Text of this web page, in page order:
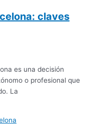
claves
es una decisión
o profesional que
La